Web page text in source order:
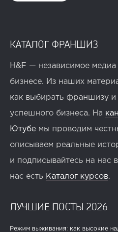
КАТАЛОГ ФРАНШИЗ
H&F — независимое
бизнесе. Из наших
как выбирать франшизу и
успешного бизнеса. На
Ютубе мы проводим
описываем реальные
и подписывайтесь на нас
нас есть Каталог курсов.
ЛУЧШИЕ ПОСТЫ 2026
Режим выживания: как высокие